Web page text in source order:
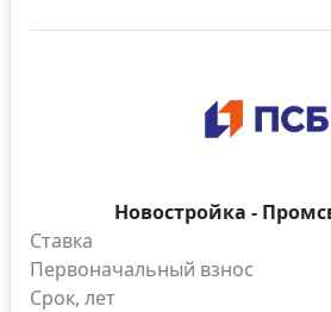
Новостройка -
Ставка
Первоначальный взнос
Срок, лет